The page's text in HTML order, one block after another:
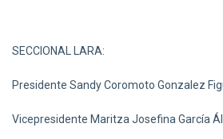
SECCIONAL LARA:
Presidente Sandy Coromoto Gonzalez
Vicepresidente Maritza Josefina García